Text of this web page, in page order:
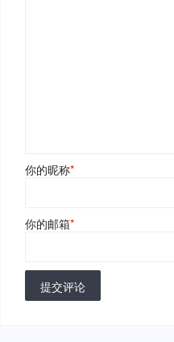
你的昵称*
你的邮箱*
提交评论